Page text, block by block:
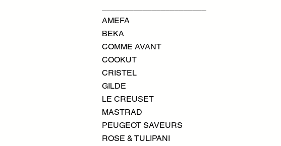
AMEFA
BEKA
COMME AVANT
COOKUT
CRISTEL
GILDE
LE CREUSET
MASTRAD
PEUGEOT SAVEURS
ROSE & TULIPANI